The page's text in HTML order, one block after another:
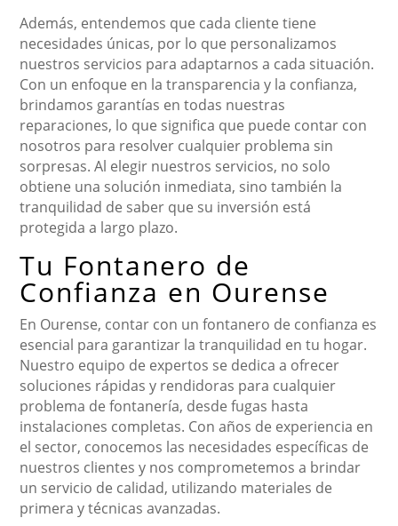
Además, entendemos que cada cliente tiene
necesidades únicas, por lo que personalizamos
nuestros servicios para adaptarnos a cada situación.
Con un enfoque en la transparencia y la confianza,
brindamos garantías en todas nuestras
reparaciones, lo que significa que puede contar con
nosotros para resolver cualquier problema sin
sorpresas. Al elegir nuestros servicios, no solo
obtiene una solución inmediata, sino también la
tranquilidad de saber que su inversión está
protegida a largo plazo.
Tu Fontanero de
Confianza en Ourense
En Ourense, contar con un fontanero de confianza es
esencial para garantizar la tranquilidad en tu hogar.
Nuestro equipo de expertos se dedica a ofrecer
soluciones rápidas y rendidoras para cualquier
problema de fontanería, desde fugas hasta
instalaciones completas. Con años de experiencia en
el sector, conocemos las necesidades específicas de
nuestros clientes y nos comprometemos a brindar
un servicio de calidad, utilizando materiales de
primera y técnicas avanzadas.